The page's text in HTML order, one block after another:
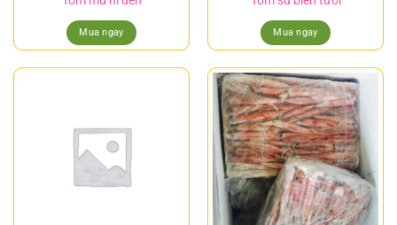
Mua ngay Mua ngay